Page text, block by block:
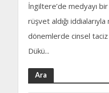
İngiltere’de medyayı
rüşvet aldığı
dönemlerde cinsel taciz
Dükü...
Ara